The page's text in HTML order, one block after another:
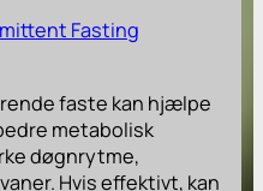
Fasting
faste kan hjælpe
metabolisk
døgnrytme,
Hvis effektivt, kan